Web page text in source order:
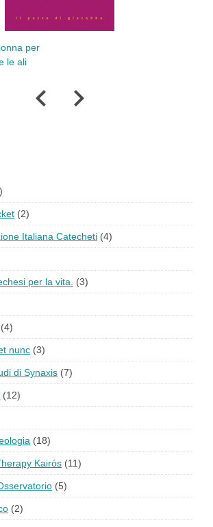
per
le ali
(2)
Italiana Catecheti (4)
per la vita. (3)
(4)
nunc (3)
di Synaxis (7)
(12)
(18)
Kairós (11)
(5)
(2)